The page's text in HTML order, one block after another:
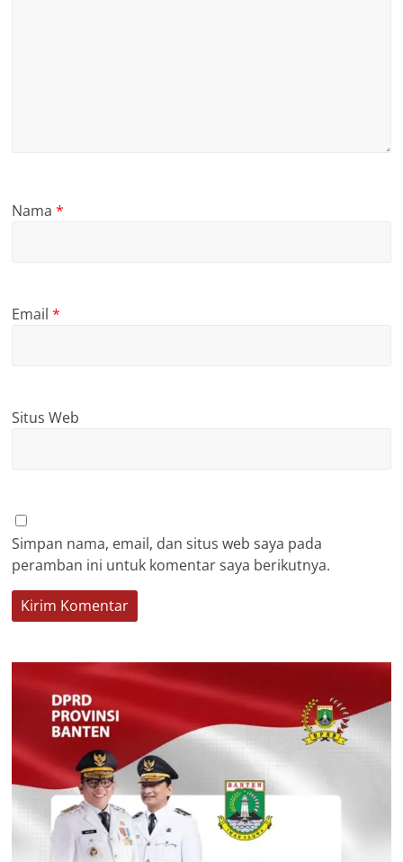
Nama*
Email*
Situs Web
Simpan nama, email, dan situs web saya pada
peramban ini untuk komentar saya berikutnya.